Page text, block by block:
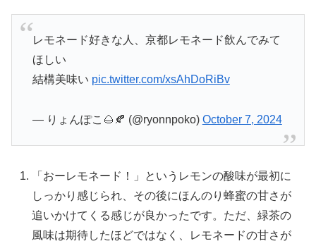
レモネード好きな人、京都レモネード飲んでみて
ほしい
結構美味い pic.twitter.com/xsAhDoRiBv
— りょんぽこ🌰🍂 (@ryonnpoko) October 7, 2024
「おーレモネード！」というレモンの酸味が最初に
しっかり感じられ、その後にほんのり蜂蜜の甘さが
追いかけてくる感じが良かったです。ただ、緑茶の
風味は期待したほどではなく、レモネードの甘さが